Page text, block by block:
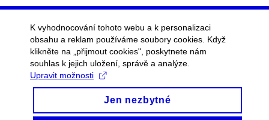
K vyhodnocování tohoto webu a k personalizaci
obsahu a reklam používáme soubory cookies. Když
klikněte na „přijmout cookies", poskytnete nám
souhlas k jejich uložení, správě a analýze.
Upravit možnosti
Jen nezbytné